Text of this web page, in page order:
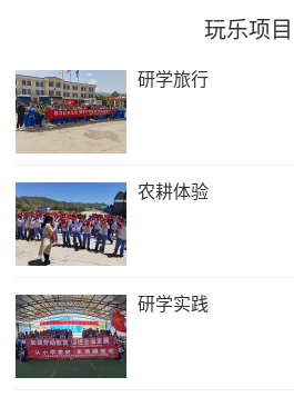
玩乐项目
研学旅行
农耕体验
研学实践